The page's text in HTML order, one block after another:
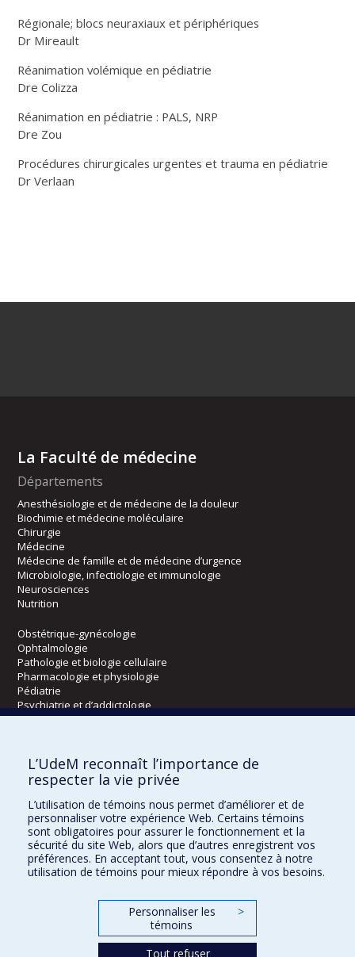
Régionale; blocs neuraxiaux et périphériques
Dr Mireault
Réanimation volémique en pédiatrie
Dre Colizza
Réanimation en pédiatrie : PALS, NRP
Dre Zou
Procédures chirurgicales urgentes et trauma en pédiatrie
Dr Verlaan
La Faculté de médecine
Départements
Anesthésiologie et de médecine de la douleur
Biochimie et médecine moléculaire
Chirurgie
Médecine
Médecine de famille et de médecine d’urgence
Microbiologie, infectiologie et immunologie
Neurosciences
Nutrition
Obstétrique-gynécologie
Ophtalmologie
Pathologie et biologie cellulaire
Pharmacologie et physiologie
Pédiatrie
Psychiatrie et d’addictologie
Radiologie, radio-oncologie et médecine nucléaire
Écoles
Orthophonie et audiologie
Réadaptation
Directions
L’UdeM reconnaît l’importance de
respecter la vie privée
L’utilisation de témoins nous permet d’améliorer et de
personnaliser votre expérience Web. Certains témoins
sont obligatoires pour assurer le fonctionnement et la
sécurité du site Web, alors que d’autres enregistrent vos
préférences. En acceptant tout, vous consentez à notre
utilisation de témoins pour mieux répondre à vos besoins.
Personnaliser les
témoins
>
Tout refuser